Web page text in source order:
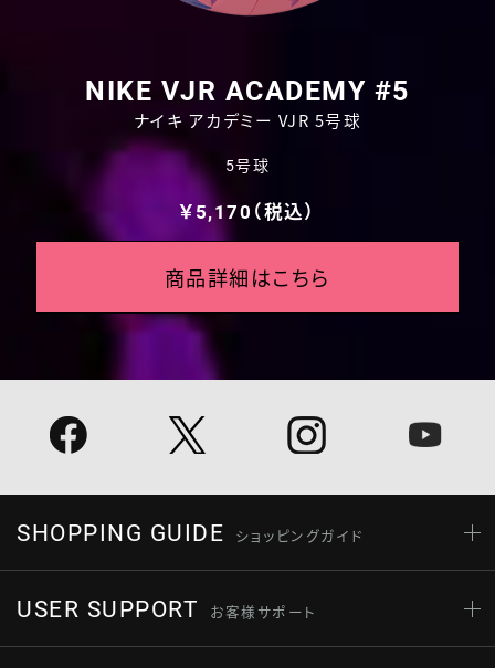
NIKE VJR ACADEMY #5
ナイキ アカデミー VJR 5号球
5号球
￥5,170（税込）
商品詳細はこちら
SHOPPING GUIDE ショッピングガイド
USER SUPPORT お客様サポート